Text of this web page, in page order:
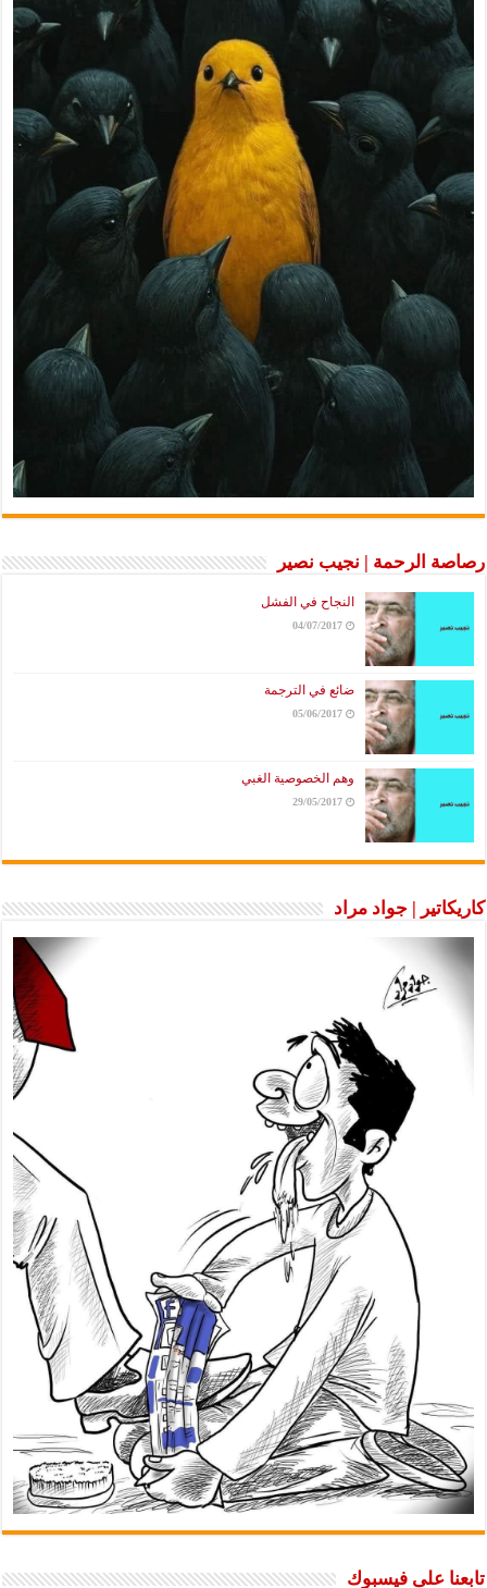
رصاصة الرحمة | نجيب نصير
النجاح في الفشل
04/07/2017
ضائع في الترجمة
05/06/2017
وهم الخصوصية الغبي
29/05/2017
كاريكاتير | جواد مراد
تابعنا على فيسبوك